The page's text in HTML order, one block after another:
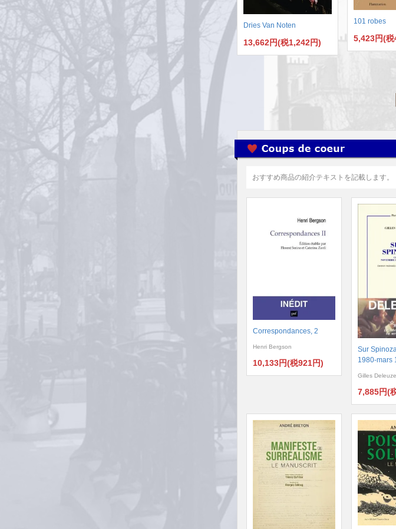
Dries Van Noten
13,662円(税1,242円)
101 robes
5,423円(税
おすすめ商品の紹介テキストを記載します。
Correspondances, 2
Henri Bergson
10,133円(税921円)
Sur
1980-mars
Gilles Deleuze
7,885円(